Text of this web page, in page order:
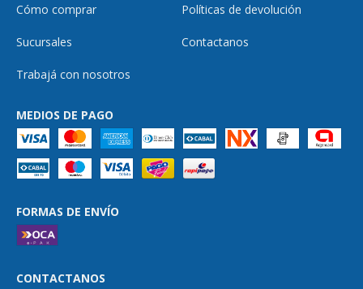
Cómo comprar
Políticas de devolución
Sucursales Contactanos
Trabajá con nosotros
MEDIOS DE PAGO
FORMAS DE ENVÍO
CONTACTANOS